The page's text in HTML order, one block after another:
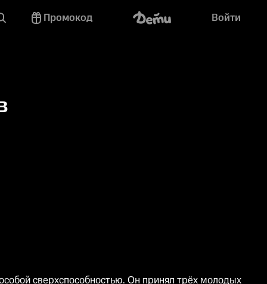
Промокод Войти
сверхспособностью. Он принял трёх молодых